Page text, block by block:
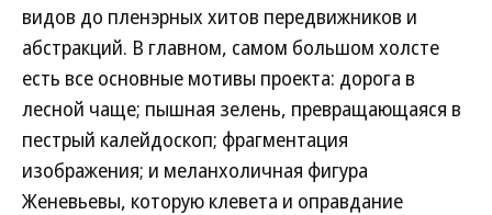
видов до пленэрных хитов передвижников и
абстракций. В главном, самом большом холсте
есть все основные мотивы проекта: дорога в
лесной чаще; пышная зелень, превращающаяся в
пестрый калейдоскоп; фрагментация
изображения; и меланхоличная фигура
Женевьевы, которую клевета и оправдание